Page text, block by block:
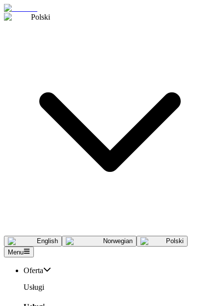
Polski
English Norwegian
Polski
Menu
Oferta
Usługi